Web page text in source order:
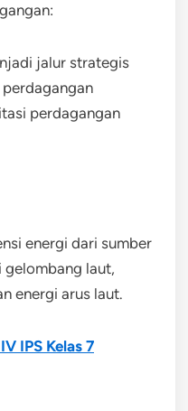
jalur strategis
perdagangan
energi dari sumber
laut,
energi arus laut.
IPS Kelas 7